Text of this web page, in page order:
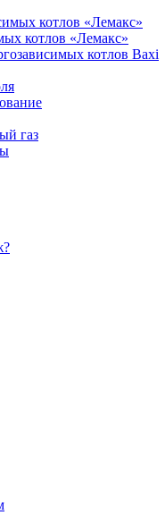
котлов «Лемакс»
котлов «Лемакс»
котлов Baxi
газ